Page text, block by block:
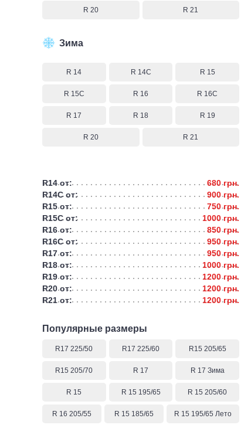
R 20 R 21
Зима
R 14 R 14C R 15
R 15C R 16 R 16C
R 17 R 18 R 19
R 20 R 21
R14 от:
680 грн.
R14C от:
900 грн.
R15 от:
750 грн.
R15C от:
1000 грн.
R16 от:
850 грн.
R16C от:
950 грн.
R17 от:
950 грн.
R18 от:
1000 грн.
R19 от:
1200 грн.
R20 от:
1200 грн.
R21 от:
1200 грн.
Популярные размеры
R17 225/50 R17 225/60 R15 205/65
R15 205/70 R 17 R 17 Зима
R 15 R 15 195/65 R 15 205/60
R 16 205/55 R 15 185/65 R 15 195/65 Лето